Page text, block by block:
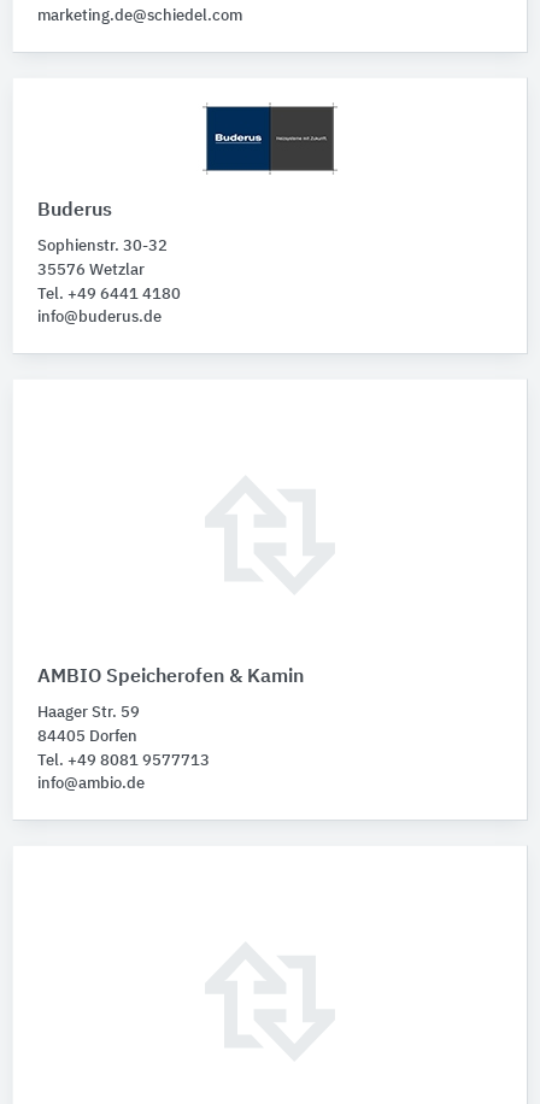
marketing.de@schiedel.com
Buderus
Sophienstr. 30-32
35576 Wetzlar
Tel. +49 6441 4180
info@buderus.de
AMBIO Speicherofen & Kamin
Haager Str. 59
84405 Dorfen
Tel. +49 8081 9577713
info@ambio.de